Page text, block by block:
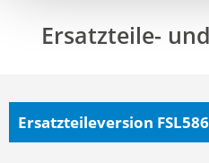
Ersatzteile-
Ersatzteileversion